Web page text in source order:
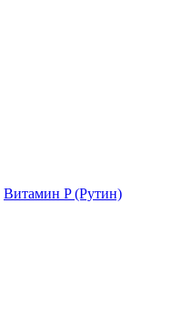
Витамин P (Рутин)